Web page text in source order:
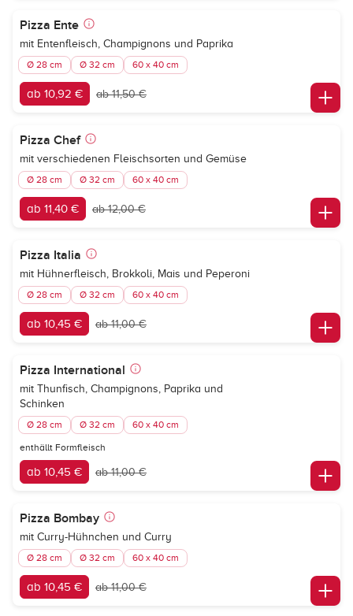
Pizza Ente
mit Entenfleisch, Champignons und Paprika
Ø 28 cm Ø 32 cm 60 x 40 cm
ab 10,92 € ab 11,50 €
Pizza Chef
mit verschiedenen Fleischsorten und Gemüse
Ø 28 cm Ø 32 cm 60 x 40 cm
ab 11,40 € ab 12,00 €
Pizza Italia
mit Hühnerfleisch, Brokkoli, Mais und Peperoni
Ø 28 cm Ø 32 cm 60 x 40 cm
ab 10,45 € ab 11,00 €
Pizza International
mit Thunfisch, Champignons, Paprika und
Schinken
Ø 28 cm Ø 32 cm 60 x 40 cm
enthällt Formfleisch
ab 10,45 € ab 11,00 €
Pizza Bombay
mit Curry-Hühnchen und Curry
Ø 28 cm Ø 32 cm 60 x 40 cm
ab 10,45 € ab 11,00 €